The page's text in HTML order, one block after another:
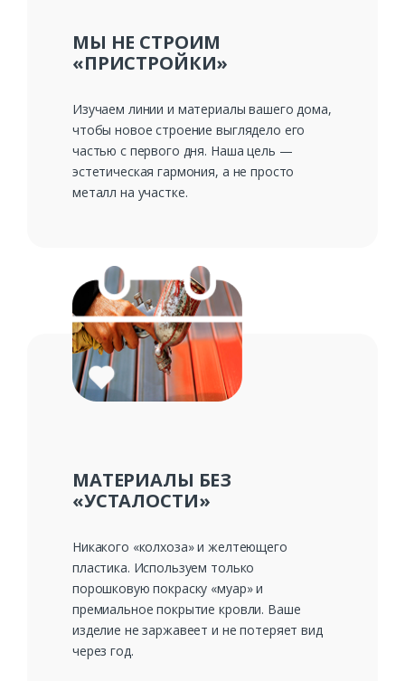
Комментарий к заказу
МЫ НЕ СТРОИМ
«ПРИСТРОЙКИ»
Изучаем линии и материалы вашего дома,
чтобы новое строение выглядело его
частью с первого дня. Наша цель —
эстетическая гармония, а не просто
металл на участке.
МАТЕРИАЛЫ БЕЗ
«УСТАЛОСТИ»
Никакого «колхоза» и желтеющего
пластика. Используем только
порошковую покраску «муар» и
премиальное покрытие кровли. Ваше
изделие не заржавеет и не потеряет вид
через год.